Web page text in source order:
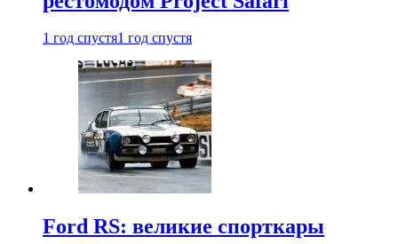
1 год спустя1 год спустя
Ford RS: великие спорткары